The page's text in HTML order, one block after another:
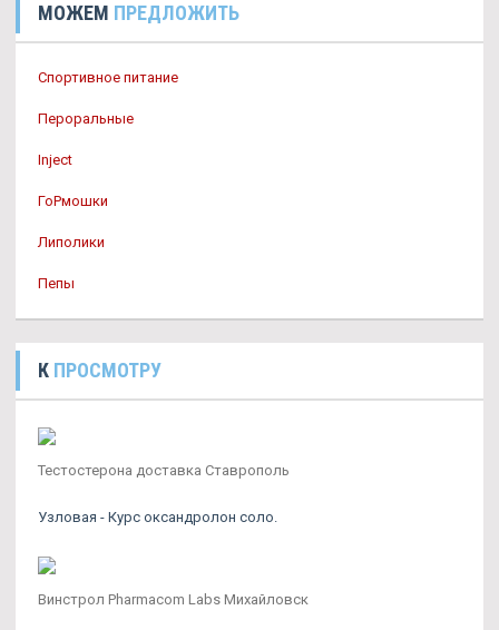
МОЖЕМ ПРЕДЛОЖИТЬ
Спортивное питание
Пероральные
Inject
ГоРмошки
Липолики
Пепы
К ПРОСМОТРУ
Тестостерона доставка Ставрополь
Узловая - Курс оксандролон соло.
Винстрол Pharmacom Labs Михайловск